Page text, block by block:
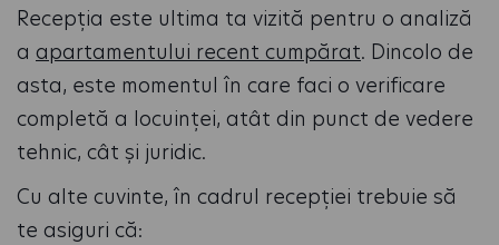
Recepția este ultima ta vizită pentru o analiză
a apartamentului recent cumpărat. Dincolo de
asta, este momentul în care faci o verificare
completă a locuinței, atât din punct de vedere
tehnic, cât și juridic.
Cu alte cuvinte, în cadrul recepției trebuie să
te asiguri că: